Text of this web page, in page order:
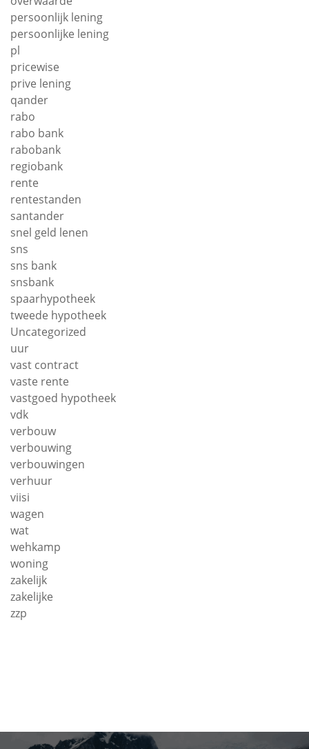
persoonlijk lening
persoonlijke lening
pl
pricewise
prive lening
qander
rabo
rabo bank
rabobank
regiobank
rente
rentestanden
santander
snel geld lenen
sns
sns bank
snsbank
spaarhypotheek
tweede hypotheek
Uncategorized
uur
vast contract
vaste rente
vastgoed hypotheek
vdk
verbouw
verbouwing
verbouwingen
verhuur
viisi
wagen
wat
wehkamp
woning
zakelijk
zakelijke
zzp